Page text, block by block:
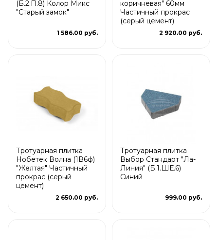
(Б.2.П.8) Колор Микс
"Старый замок"
1 586.00 руб.
коричневая" 60мм
Частичный прокрас
(серый цемент)
2 920.00 руб.
Тротуарная плитка
Нобетек Волна (1В6ф)
"Желтая" Частичный
прокрас (серый
цемент)
2 650.00 руб.
Тротуарная плитка
Выбор Стандарт "Ла-
Линия" (Б.1.ШЕ.6)
Синий
999.00 руб.